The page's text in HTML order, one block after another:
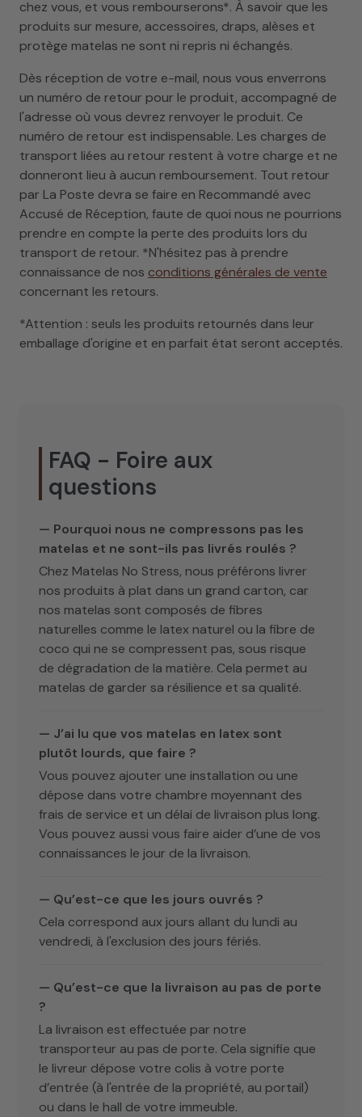
chez vous, et vous rembourserons*. À savoir que les
produits sur mesure, accessoires, draps, alèses et
protège matelas ne sont ni repris ni échangés.
Dès réception de votre e-mail, nous vous enverrons
un numéro de retour pour le produit, accompagné de
l'adresse où vous devrez renvoyer le produit. Ce
numéro de retour est indispensable. Les charges de
transport liées au retour restent à votre charge et ne
donneront lieu à aucun remboursement. Tout retour
par La Poste devra se faire en Recommandé avec
Accusé de Réception, faute de quoi nous ne pourrions
prendre en compte la perte des produits lors du
transport de retour. *N'hésitez pas à prendre
connaissance de nos conditions générales de vente
concernant les retours.
*Attention : seuls les produits retournés dans leur
emballage d'origine et en parfait état seront acceptés.
FAQ - Foire aux
questions
— Pourquoi nous ne compressons pas les
matelas et ne sont-ils pas livrés roulés ?
Chez Matelas No Stress, nous préférons livrer
nos produits à plat dans un grand carton, car
nos matelas sont composés de fibres
naturelles comme le latex naturel ou la fibre de
coco qui ne se compressent pas, sous risque
de dégradation de la matière. Cela permet au
matelas de garder sa résilience et sa qualité.
— J’ai lu que vos matelas en latex sont
plutôt lourds, que faire ?
Vous pouvez ajouter une installation ou une
dépose dans votre chambre moyennant des
frais de service et un délai de livraison plus long.
Vous pouvez aussi vous faire aider d’une de vos
connaissances le jour de la livraison.
— Qu’est-ce que les jours ouvrés ?
Cela correspond aux jours allant du lundi au
vendredi, à l'exclusion des jours fériés.
— Qu’est-ce que la livraison au pas de porte
?
La livraison est effectuée par notre
transporteur au pas de porte. Cela signifie que
le livreur dépose votre colis à votre porte
d’entrée (à l'entrée de la propriété, au portail)
ou dans le hall de votre immeuble.